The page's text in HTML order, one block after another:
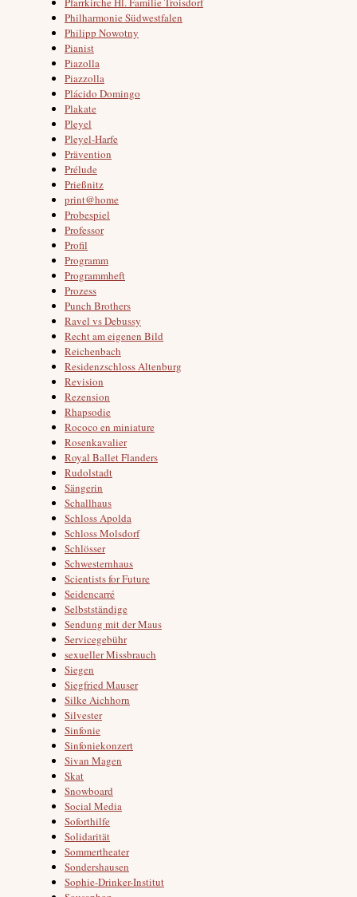
Philharmonie Südwestfalen
Philipp Nowotny
Pianist
Piazolla
Piazzolla
Plácido Domingo
Plakate
Pleyel
Pleyel-Harfe
Prävention
Prélude
Prießnitz
print@home
Probespiel
Professor
Profil
Programm
Programmheft
Prozess
Punch Brothers
Ravel vs Debussy
Recht am eigenen Bild
Reichenbach
Residenzschloss Altenburg
Revision
Rezension
Rhapsodie
Rococo en miniature
Rosenkavalier
Royal Ballet Flanders
Rudolstadt
Sängerin
Schallhaus
Schloss Apolda
Schloss Molsdorf
Schlösser
Schwesternhaus
Scientists for Future
Seidencarré
Selbstständige
Sendung mit der Maus
Servicegebühr
sexueller Missbrauch
Siegen
Siegfried Mauser
Silke Aichhorn
Silvester
Sinfonie
Sinfoniekonzert
Sivan Magen
Skat
Snowboard
Social Media
Soforthilfe
Solidarität
Sommertheater
Sondershausen
Sophie-Drinker-Institut